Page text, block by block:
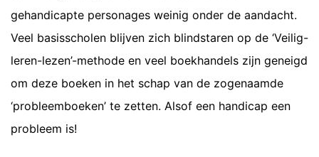
gehandicapte personages weinig onder de aandacht.
Veel basisscholen blijven zich blindstaren op de ‘Veilig-
leren-lezen’-methode en veel boekhandels zijn geneigd
om deze boeken in het schap van de zogenaamde
‘probleemboeken’ te zetten. Alsof een handicap een
probleem is!